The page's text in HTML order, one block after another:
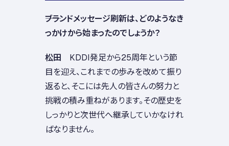
――ブランドメッセージ刷新は、どのようなき
っかけから始まったのでしょうか？
松田 KDDI発足から25周年という節
目を迎え、これまでの歩みを改めて振り
返ると、そこには先人の皆さんの努力と
挑戦の積み重ねがあります。その歴史を
しっかりと次世代へ継承していかなけれ
ばなりません。